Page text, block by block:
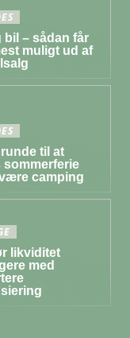
– sådan får
muligt ud af
til at
sommerferie
camping
likviditet
med